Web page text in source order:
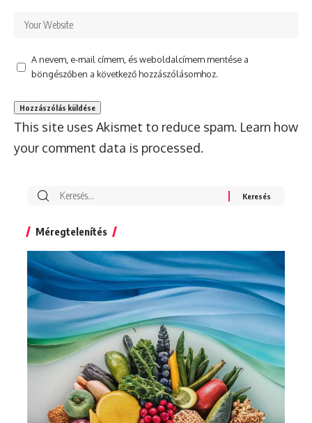
A nevem, e-mail címem, és weboldalcímem mentése a
böngészőben a következő hozzászólásomhoz.
This site uses Akismet to reduce spam. Learn how
your comment data is processed.
Search
Méregtelenítés